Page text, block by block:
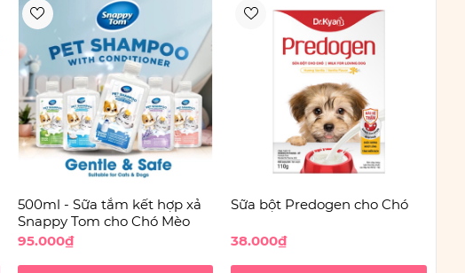
500ml - Sữa tắm kết hợp xả
Snappy Tom cho Chó Mèo
95.000₫
Sữa bột Predogen cho Chó
38.000₫